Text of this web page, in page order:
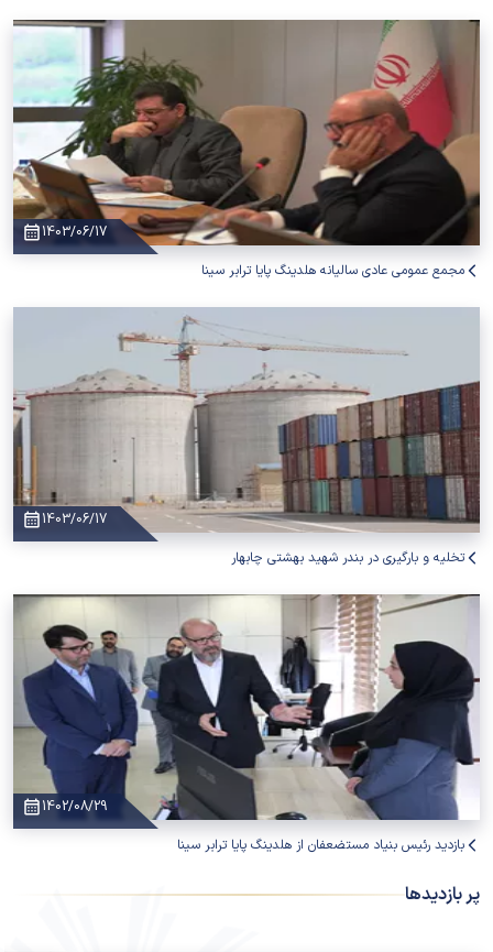
مجمع عمومی عادی سالیانه هلدینگ پایا ترابر سینا
1403/06/17
تخلیه و بارگیری در بندر شهید بهشتی چابهار
1403/06/17
بازدید رئیس بنیاد مستضعفان از هلدینگ پایا ترابر سینا
1402/08/29
پر بازدیدها